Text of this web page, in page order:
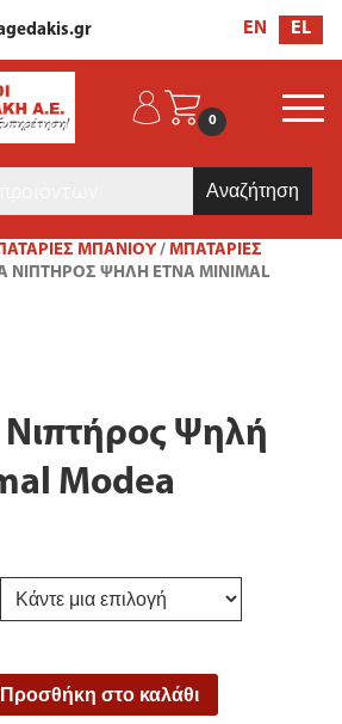
EN EL
0
ΜΠΆΝΙΟΥ / ΜΠΑΤΑΡΊΕΣ
ΝΙΠΤΉΡΟΣ ΨΗΛΉ ETNA MINIMAL
Ψηλή
Modea
Προσθήκη στο καλάθι